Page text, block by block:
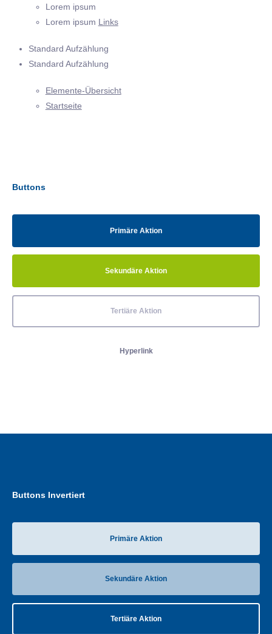
Lorem ipsum
Lorem ipsum Links
Standard Aufzählung
Standard Aufzählung
Elemente-Übersicht
Startseite
Buttons
Primäre Aktion
Sekundäre Aktion
Tertiäre Aktion
Hyperlink
Buttons Invertiert
Primäre Aktion
Sekundäre Aktion
Tertiäre Aktion